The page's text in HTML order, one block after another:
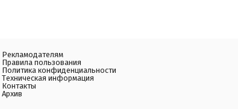
Рекламодателям
Правила пользования
Политика конфиденциальности
Техническая информация
Контакты
Архив